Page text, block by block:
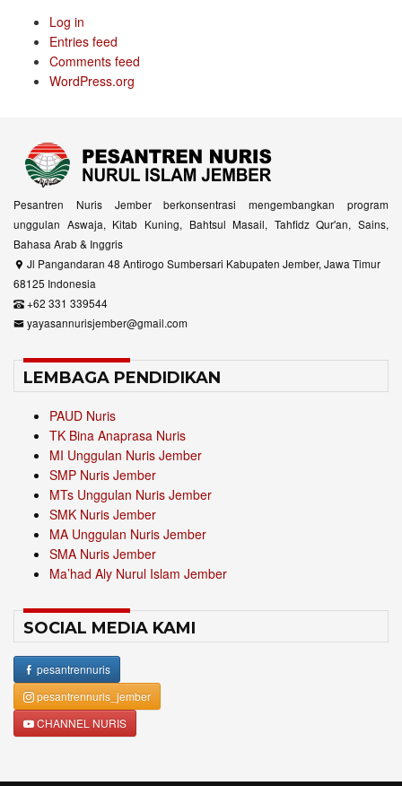
Log in
Entries feed
Comments feed
WordPress.org
Pesantren Nuris Jember berkonsentrasi mengembangkan program
unggulan Aswaja, Kitab Kuning, Bahtsul Masail, Tahfidz Qur'an, Sains,
Bahasa Arab & Inggris
Jl Pangandaran 48 Antirogo Sumbersari Kabupaten Jember, Jawa Timur
68125 Indonesia
+62 331 339544
yayasannurisjember@gmail.com
LEMBAGA PENDIDIKAN
PAUD Nuris
TK Bina Anaprasa Nuris
MI Unggulan Nuris Jember
SMP Nuris Jember
MTs Unggulan Nuris Jember
SMK Nuris Jember
MA Unggulan Nuris Jember
SMA Nuris Jember
Ma’had Aly Nurul Islam Jember
SOCIAL MEDIA KAMI
pesantrennuris
pesantrennuris_jember
CHANNEL NURIS